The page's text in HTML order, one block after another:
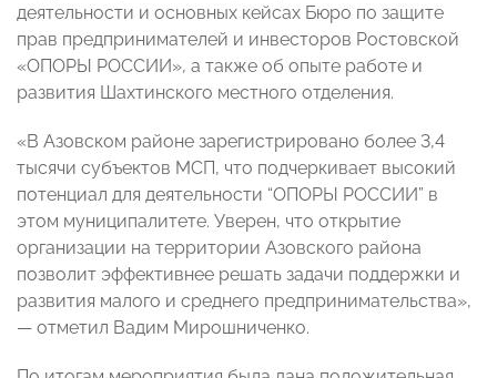
деятельности и основных кейсах Бюро по защите
прав предпринимателей и инвесторов Ростовской
«ОПОРЫ РОССИИ», а также об опыте работе и
развития Шахтинского местного отделения.
«В Азовском районе зарегистрировано более 3,4
тысячи субъектов МСП, что подчеркивает высокий
потенциал для деятельности “ОПОРЫ РОССИИ” в
этом муниципалитете. Уверен, что открытие
организации на территории Азовского района
позволит эффективнее решать задачи поддержки и
развития малого и среднего предпринимательства»,
— отметил Вадим Мирошниченко.